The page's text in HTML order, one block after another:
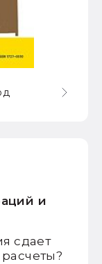
и
сдает